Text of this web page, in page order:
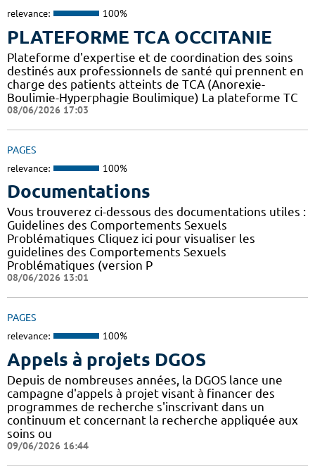
relevance: 100%
PLATEFORME TCA OCCITANIE
Plateforme d'expertise et de coordination des soins
destinés aux professionnels de santé qui prennent en
charge des patients atteints de TCA (Anorexie-
Boulimie-Hyperphagie Boulimique) La plateforme TC
08/06/2026 17:03
PAGES
relevance: 100%
Documentations
Vous trouverez ci-dessous des documentations utiles :
Guidelines des Comportements Sexuels
Problématiques Cliquez ici pour visualiser les
guidelines des Comportements Sexuels
Problématiques (version P
08/06/2026 13:01
PAGES
relevance: 100%
Appels à projets DGOS
Depuis de nombreuses années, la DGOS lance une
campagne d'appels à projet visant à financer des
programmes de recherche s'inscrivant dans un
continuum et concernant la recherche appliquée aux
soins ou
09/06/2026 16:44